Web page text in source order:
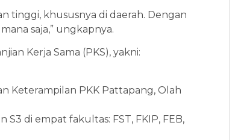
tinggi, khususnya di daerah. Dengan
saja,” ungkapnya.
Kerja Sama (PKS), yakni:
Keterampilan PKK Pattapang, Olah
S3 di empat fakultas: FST, FKIP, FEB,